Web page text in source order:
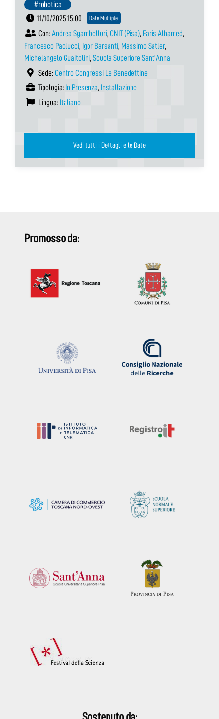
#robotica
11/10/2025 15:00
Date Multiple
Con: Andrea Sgambelluri, CNIT (Pisa), Faris Alhamed,
Francesco Paolucci, Igor Barsanti, Massimo Satler,
Michelangelo Guaitolini, Scuola Superiore Sant'Anna
Sede: Centro Congressi Le Benedettine
Tipologia: In Presenza, Installazione
Lingua: Italiano
Vedi tutti i Dettagli e le Date
Promosso da: